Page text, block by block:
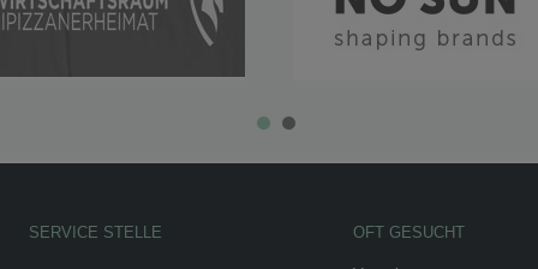
SERVICE STELLE OFT GESUCHT